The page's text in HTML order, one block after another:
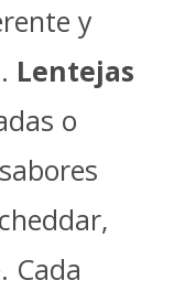
y
Lentejas
o
Cada